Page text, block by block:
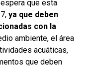
que esta
ya que deben
con la
ambiente, el área
acuáticas,
que deben